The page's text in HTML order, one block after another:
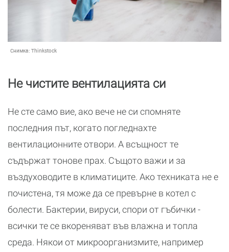
Снимка: Thinkstock
Не чистите вентилацията си
Не сте само вие, ако вече не си спомняте
последния път, когато погледнахте
вентилационните отвори. А всъщност те
съдържат тонове прах. Същото важи и за
въздуховодите в климатиците. Ако техниката не е
почистена, тя може да се превърне в котел с
болести. Бактерии, вируси, спори от гъбички -
всички те се вкореняват във влажна и топла
среда. Някои от микроорганизмите, например